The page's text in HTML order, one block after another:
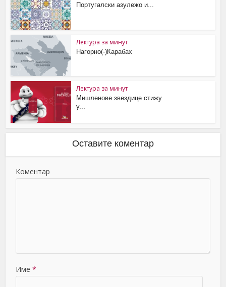
Португалски азулежо и...
Лектура за минут
Нагорно(-)Карабах
Лектура за минут
Мишленове звездице стижу
у...
Оставите коментар
Коментар
Име *